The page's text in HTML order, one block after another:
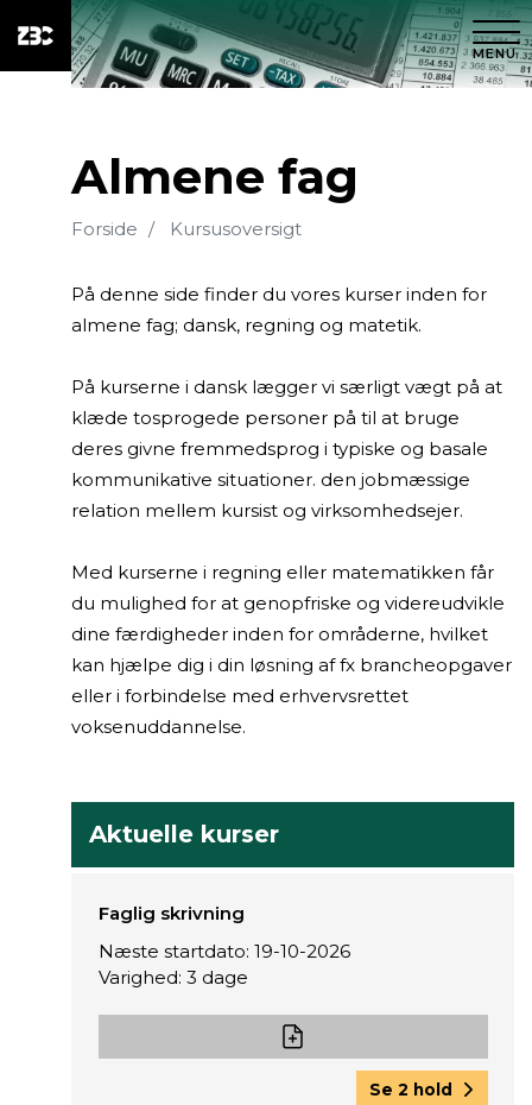
MENU
Almene fag
Forside Kursusoversigt
På denne side finder du vores kurser inden for
almene fag; dansk, regning og matetik.
På kurserne i dansk lægger vi særligt vægt på at
klæde tosprogede personer på til at bruge
deres givne fremmedsprog i typiske og basale
kommunikative situationer. den jobmæssige
relation mellem kursist og virksomhedsejer.
Med kurserne i regning eller matematikken får
du mulighed for at genopfriske og videreudvikle
dine færdigheder inden for områderne, hvilket
kan hjælpe dig i din løsning af fx brancheopgaver
eller i forbindelse med erhvervsrettet
voksenuddannelse.
Aktuelle kurser
Faglig skrivning
Se 2 hold
Næste startdato: 19-10-2026
Varighed: 3 dage